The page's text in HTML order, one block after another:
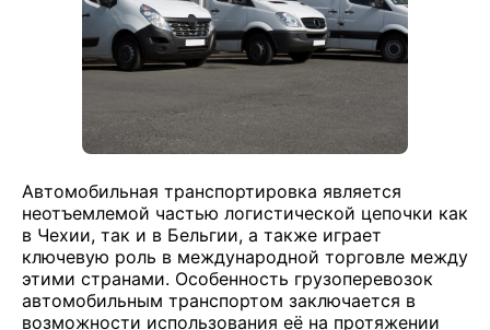
Автомобильная транспортировка является
неотъемлемой частью логистической цепочки как
в Чехии, так и в Бельгии, а также играет
ключевую роль в международной торговле между
этими странами. Особенность грузоперевозок
автомобильным транспортом заключается в
возможности использования её на протяжении